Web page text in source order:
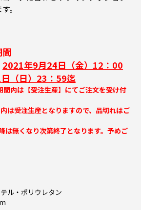
。
2021年9月24日（金）12：00
（日）23：59迄
間内は【受注生産】にてご注文を受け付
は受注生産となりますので、品切れはご
は無くなり次第終了となります。予めご
ル・ポリウレタン